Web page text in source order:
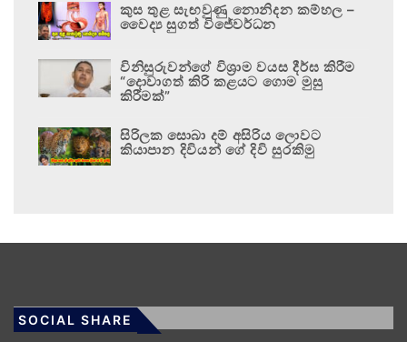
කුස තුළ සැඟවුණු නොනිදන කම්හල –
වෛද්‍ය සුගත් විජේවර්ධන
විනිසුරුවන්ගේ විශ්‍රාම වයස දීර්ඝ කිරීම
“දොවාගත් කිරි කළයට ගොම මුසු
කිරීමක්”
සිරිලක සොබා දම් අසිරිය ලොවට
කියාපාන දිවියන් ගේ දිවි සුරකිමු
SOCIAL SHARE